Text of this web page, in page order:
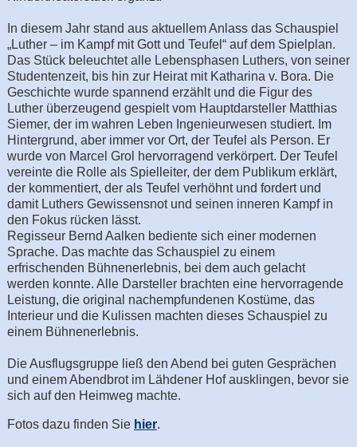
In diesem Jahr stand aus aktuellem Anlass das Schauspiel
„Luther – im Kampf mit Gott und Teufel“ auf dem Spielplan.
Das Stück beleuchtet alle Lebensphasen Luthers, von seiner
Studentenzeit, bis hin zur Heirat mit Katharina v. Bora. Die
Geschichte wurde spannend erzählt und die Figur des
Luther überzeugend gespielt vom Hauptdarsteller Matthias
Siemer, der im wahren Leben Ingenieurwesen studiert. Im
Hintergrund, aber immer vor Ort, der Teufel als Person. Er
wurde von Marcel Grol hervorragend verkörpert. Der Teufel
vereinte die Rolle als Spielleiter, der dem Publikum erklärt,
der kommentiert, der als Teufel verhöhnt und fordert und
damit Luthers Gewissensnot und seinen inneren Kampf in
den Fokus rücken lässt.
Regisseur Bernd Aalken bediente sich einer modernen
Sprache. Das machte das Schauspiel zu einem
erfrischenden Bühnenerlebnis, bei dem auch gelacht
werden konnte. Alle Darsteller brachten eine hervorragende
Leistung, die original nachempfundenen Kostüme, das
Interieur und die Kulissen machten dieses Schauspiel zu
einem Bühnenerlebnis.
Die Ausflugsgruppe ließ den Abend bei guten Gesprächen
und einem Abendbrot im Lähdener Hof ausklingen, bevor sie
sich auf den Heimweg machte.
Fotos dazu finden Sie hier.